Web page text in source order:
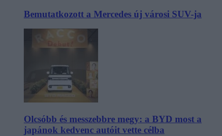
Bemutatkozott a Mercedes új városi SUV-ja
Olcsóbb és messzebbre megy: a BYD most a
japánok kedvenc autóit vette célba